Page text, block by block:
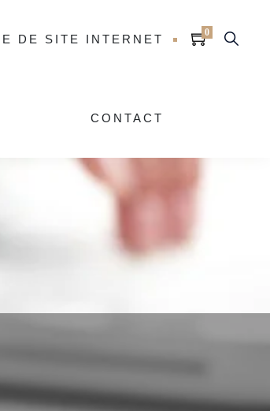
0
DE SITE INTERNET
CONTACT